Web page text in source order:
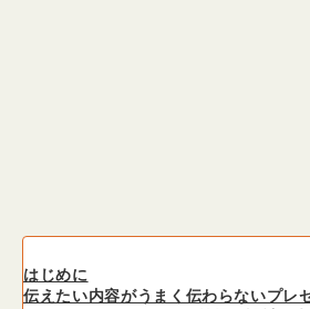
はじめに
伝えたい内容がうまく伝わらないプレ